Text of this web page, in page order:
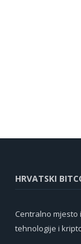
HRVATSKI
Centralno mjesto
tehnologije i